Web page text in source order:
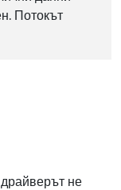
Потокът
не